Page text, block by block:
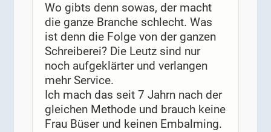
Wo gibts denn sowas, der macht
die ganze Branche schlecht. Was
ist denn die Folge von der ganzen
Schreiberei? Die Leutz sind nur
noch aufgeklärter und verlangen
mehr Service.
Ich mach das seit 7 Jahrn nach der
gleichen Methode und brauch keine
Frau Büser und keinen Embalming.